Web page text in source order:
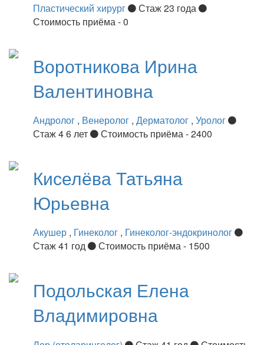
Пластический хирург
Стаж 23 года
Стоимость приёма - 0
Воротникова Ирина
Валентиновна
Андролог , Венеролог , Дерматолог , Уролог
Стаж 4 6 лет
Стоимость приёма - 2400
КиселёваТатьяна
Юрьевна
Акушер , Гинеколог , Гинеколог-эндокринолог
Стаж 41 год
Стоимость приёма - 1500
Подольская Елена
Владимировна